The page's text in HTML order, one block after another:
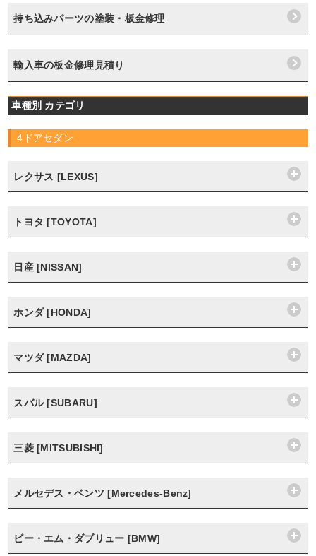
持ち込みパーツの塗装・板金修理
輸入車の板金修理見積り
車種別 カテゴリ
4ドアセダン
レクサス [LEXUS]
トヨタ [TOYOTA]
日産 [NISSAN]
ホンダ [HONDA]
マツダ [MAZDA]
スバル [SUBARU]
三菱 [MITSUBISHI]
メルセデス・ベンツ [Mercedes-Benz]
ビー・エム・ダブリュー [BMW]